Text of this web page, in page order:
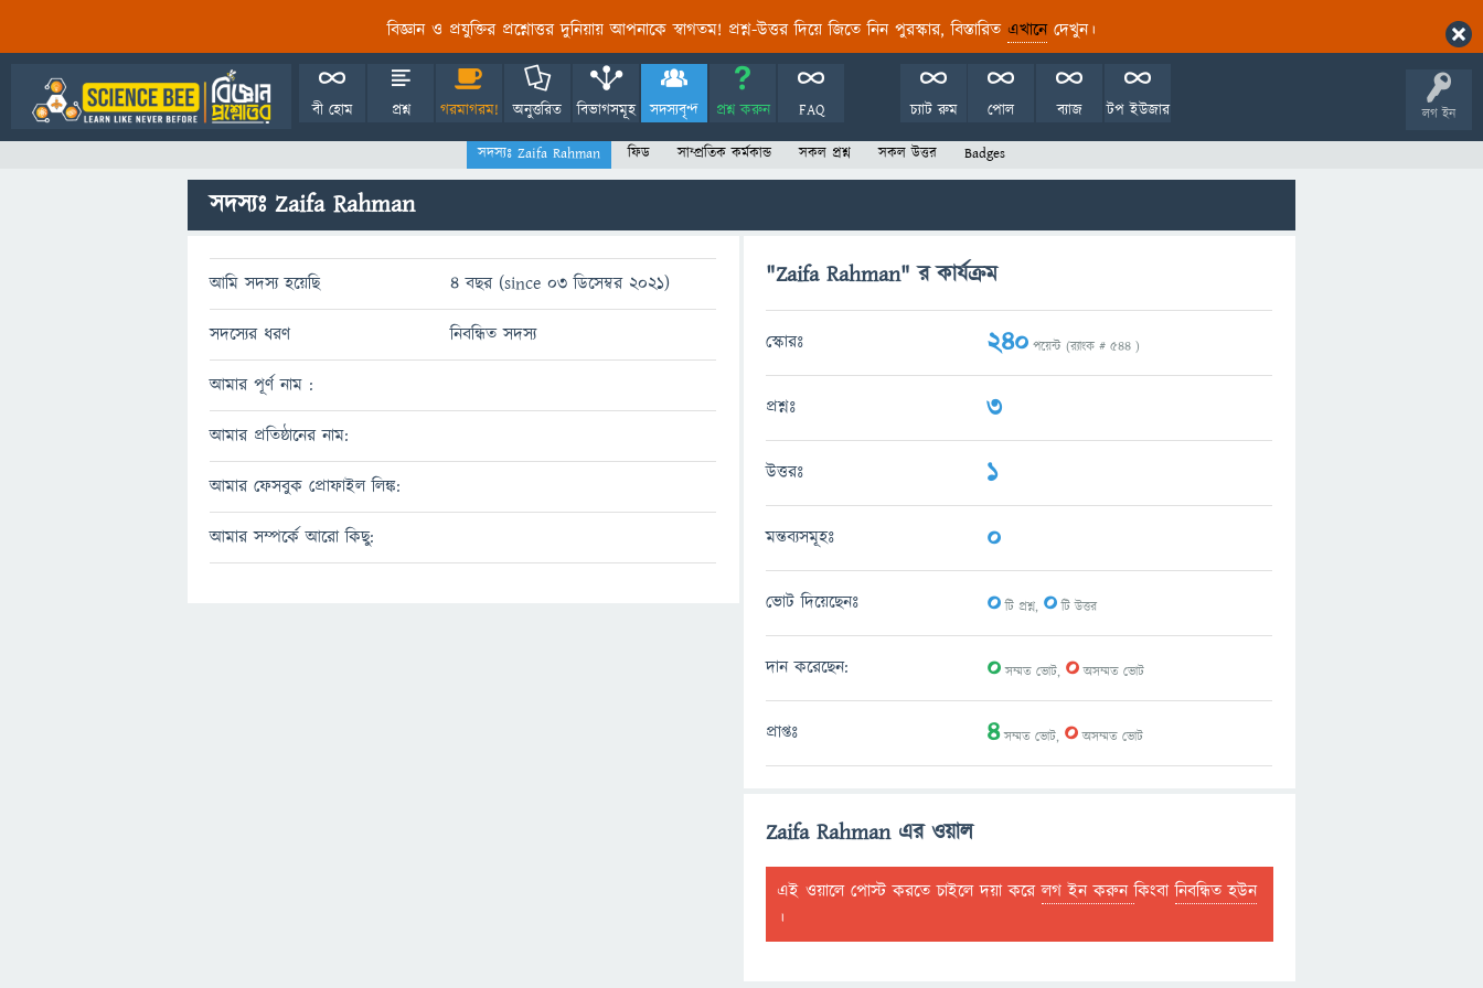
বিজ্ঞান ও প্রযুক্তির প্রশ্নোত্তর দুনিয়ায় আপনাকে স্বাগতম! প্রশ্ন-উত্তর দিয়ে জিতে নিন পুরস্কার, বিস্তারিত এখানেদেখুন।
লগ ইন
বী হোম প্রশ্ন গরমাগরম! অনুত্তরিত বিভাগসমূহ সদস্যবৃন্দ প্রশ্ন করুন FAQ টপ ইউজার
ব্যাজ
পোল
চ্যাট রুম
সদস্যঃ Zaifa Rahman ফিড সাম্প্রতিক কর্মকান্ড সকল প্রশ্ন সকল উত্তর Badges
সদস্যঃ Zaifa Rahman
আমি সদস্য হয়েছি 4 বছর (since 03 ডিসেম্বর 2021)
সদস্যের ধরণ নিবন্ধিত সদস্য
আমার পূর্ণ নাম :
আমার প্রতিষ্ঠানের নাম:
আমার ফেসবুক প্রোফাইল লিঙ্ক:
আমার সম্পর্কে আরো কিছু:
"Zaifa Rahman" র কার্যক্রম
স্কোরঃ 240 পয়েন্ট (র‌্যাংক #544 )
প্রশ্নঃ 3
উত্তরঃ 1
মন্তব্যসমূহঃ 0
ভোট দিয়েছেনঃ 0টি প্রশ্ন, 0টি উত্তর
দান করেছেন: 0সম্মত ভোট, 0অসম্মত ভোট
প্রাপ্তঃ 4সম্মত ভোট, 0অসম্মত ভোট
Zaifa Rahman এর ওয়াল
এই ওয়ালে পোস্ট করতে চাইলে দয়া করেলগ ইন করুনকিংবানিবন্ধিত হউন
।